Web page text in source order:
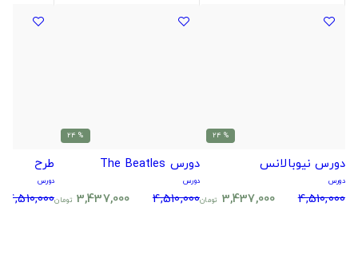
% 24
دورس نیوبالانس
دورس
4,510,000
3,437,000 تومان
% 24
دورس The Beatles
دورس
4,510,000
3,437,000 تومان
طرح
دورس
4,510,000